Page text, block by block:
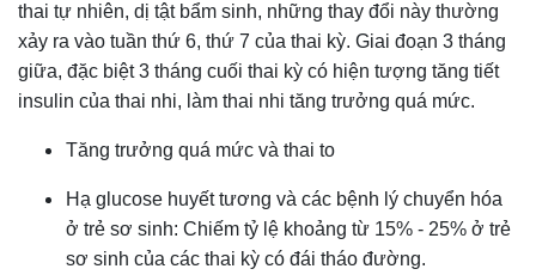
thai tự nhiên, dị tật bẩm sinh, những thay đổi này thường
xảy ra vào tuần thứ 6, thứ 7 của thai kỳ. Giai đoạn 3 tháng
giữa, đặc biệt 3 tháng cuối thai kỳ có hiện tượng tăng tiết
insulin của thai nhi, làm thai nhi tăng trưởng quá mức.
Tăng trưởng quá mức và thai to
Hạ glucose huyết tương và các bệnh lý chuyển hóa
ở trẻ sơ sinh: Chiếm tỷ lệ khoảng từ 15% - 25% ở trẻ
sơ sinh của các thai kỳ có đái tháo đường.